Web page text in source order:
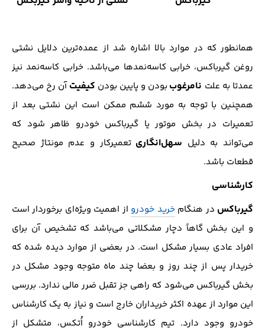
همانطور که در موارد بالا اشاره شد از عمده‌ترین دلایل نشتی
روغن گیرباکس، خرابی کاسه‌نمدها می‌باشد. خرابی کاسه‌نمد نیز
عمدتا به علت نامرغوب بودن و پایین بودن کیفیتآن‌ رخ می‌دهد.
همچنین با توجه به مورد ششم ممکن است این نشتی بعد از
تعمیرات در بخش موتور یا گیرباکس خودرو ظاهر شود که
می‌تواند به دلیل سهل‌انگاریتعمیرکار و عدم مونتاژ صحیح
قطعات باشد.
کارشناسی
گیرباکس در هنگامخرید خودرو از اهمیت ویژه‌ای برخوردار است
و این بخش گاهاً دچار مشکلاتی می‌باشد که تشخیص آن برای
افراد عادی بسیار مشکل است. در بعضی از موارد دیده شده که
خریدار پس از چند‌ روز و بعضا چند ماه متوجه وجود مشکل در
بخش گیرباکس می‌شود که راهی جز تقبل ضرر مالی ندارد. بررسی
این موارد از عهده اکثر خریداران خارج است و نیاز به یک کارشناس
خودرو وجود دارد. تیم کارشناسی خودرو اُتکس، متشکل از